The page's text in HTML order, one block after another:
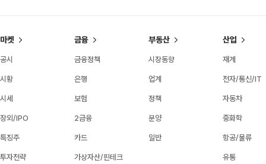
마켓
공시
시황
시세
장외/IPO
특징주
투자전략
금융
금융정책
은행
보험
2금융
카드
가상자산/핀테크
부동산
시장동향
업계
정책
분양
일반
산업
재계
전자/통신/IT
자동차
중화학
항공/물류
유통